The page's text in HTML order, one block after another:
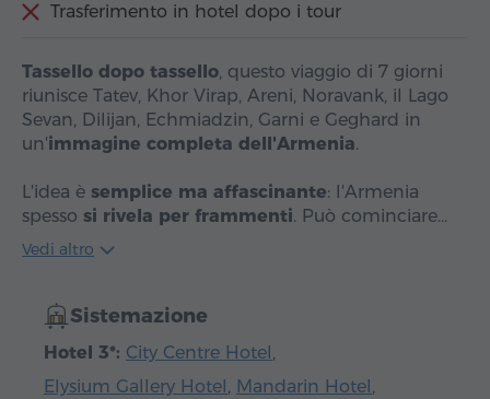
Trasferimento in hotel dopo i tour
Tassello dopo tassello, questo viaggio di 7 giorni
riunisce Tatev, Khor Virap, Areni, Noravank, il Lago
Sevan, Dilijan, Echmiadzin, Garni e Geghard in
un'immagine completa dell'Armenia.
L'idea è semplice ma affascinante: l'Armenia
spesso si rivela per frammenti. Può cominciare…
Vedi altro
Sistemazione
Hotel 3*: City Centre Hotel ,
Elysium Gallery Hotel , Mandarin Hotel ,